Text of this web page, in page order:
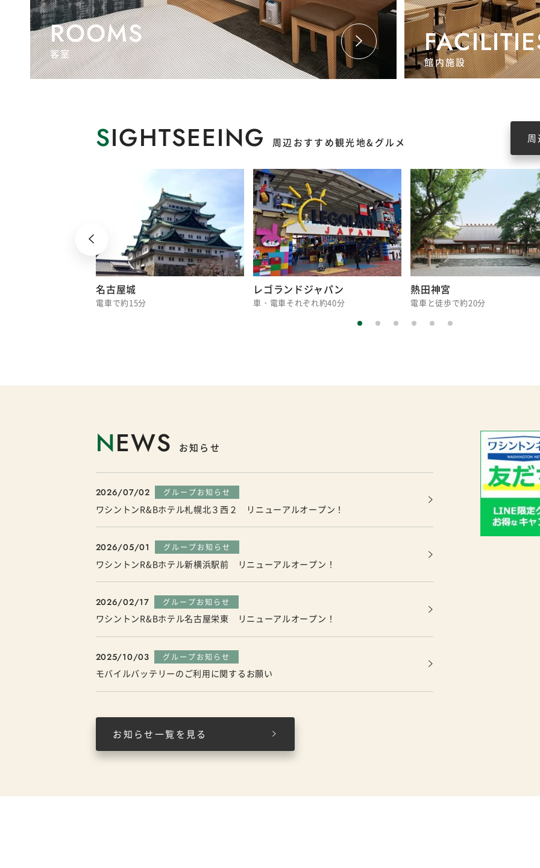
ROOMS
客室
館内施設
SIGHTSEEING 周辺おすすめ観光地&グルメ
名古屋城
電車で約15分
レゴランドジャパン
車・電車それぞれ約40分
熱田神宮
電車と徒歩で約20分
NEWS お知らせ
2026/07/02 グループお知らせ
ワシントンR&Bホテル札幌北３西２ リニューアルオープン！
2026/05/01 グループお知らせ
ワシントンR&Bホテル新横浜駅前 リニューアルオープン！
2026/02/17 グループお知らせ
ワシントンR&Bホテル名古屋栄東 リニューアルオープン！
2025/10/03 グループお知らせ
モバイルバッテリーのご利用に関するお願い
お知らせ一覧を見る